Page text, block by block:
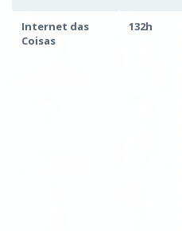
Internet das
Coisas
132h